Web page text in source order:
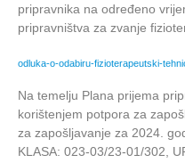
pripravnika na određeno
pripravništva za zvanje
odluka-o-odabiru-fizioterapeutski-
Na temelju Plana prijema
korištenjem potpora za
za zapošljavanje za 2024.
KLASA: 023-03/23-01/302,